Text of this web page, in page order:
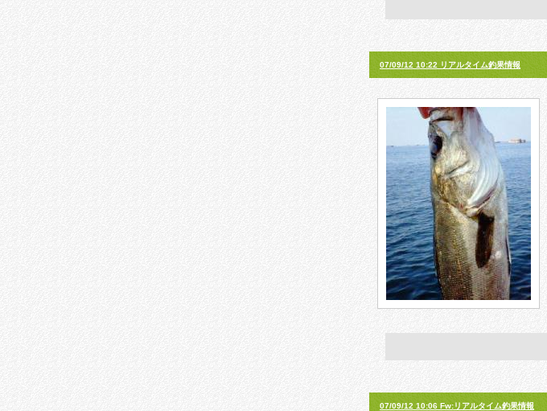
07/09/12 10:22 リアルタイム釣果情報
07/09/12 10:06 Fw:リアルタイム釣果情報